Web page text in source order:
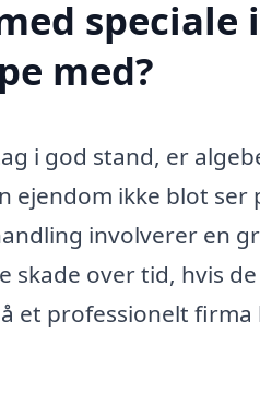
med?
i god stand, er
ejendom ikke blot
involverer en
skade over tid, hvis
et professionelt